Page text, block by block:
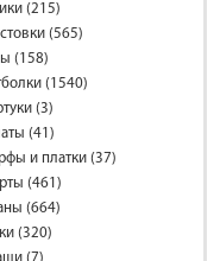
(215)
(565)
(158)
(1540)
(3)
(41)
и платки (37)
(461)
(664)
(320)